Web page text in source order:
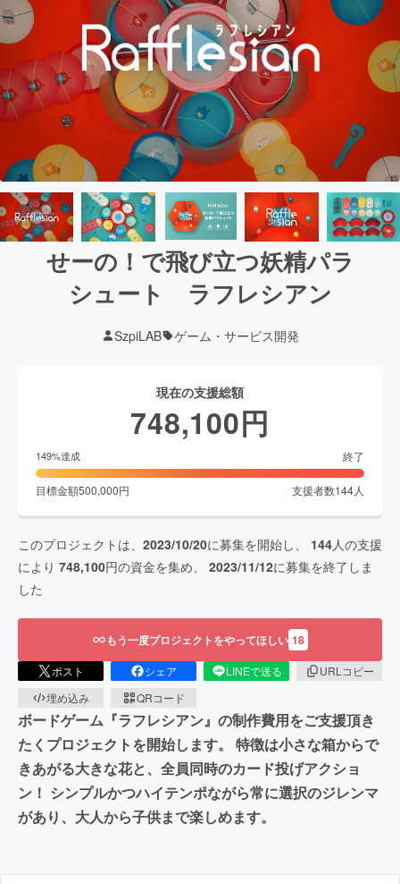
せーの！で飛び立つ妖精パラ
シュート ラフレシアン
SzpiLAB ゲーム・サービス開発
現在の支援総額
748,100円
149%達成 終了
目標金額500,000円 支援者数144人
このプロジェクトは、 2023/10/20に募集を開始し、 144人の支援
により 748,100円の資金を集め、 2023/11/12に募集を終了しま
した
もう一度プロジェクトをやってほしい 18
ポスト シェア LINEで送る
URLコピー
埋め込み
QRコード
ボードゲーム『ラフレシアン』の制作費用をご支援頂き
たくプロジェクトを開始します。 特徴は小さな箱からで
きあがる大きな花と、全員同時のカード投げアクショ
ン！ シンプルかつハイテンポながら常に選択のジレンマ
があり、大人から子供まで楽しめます。